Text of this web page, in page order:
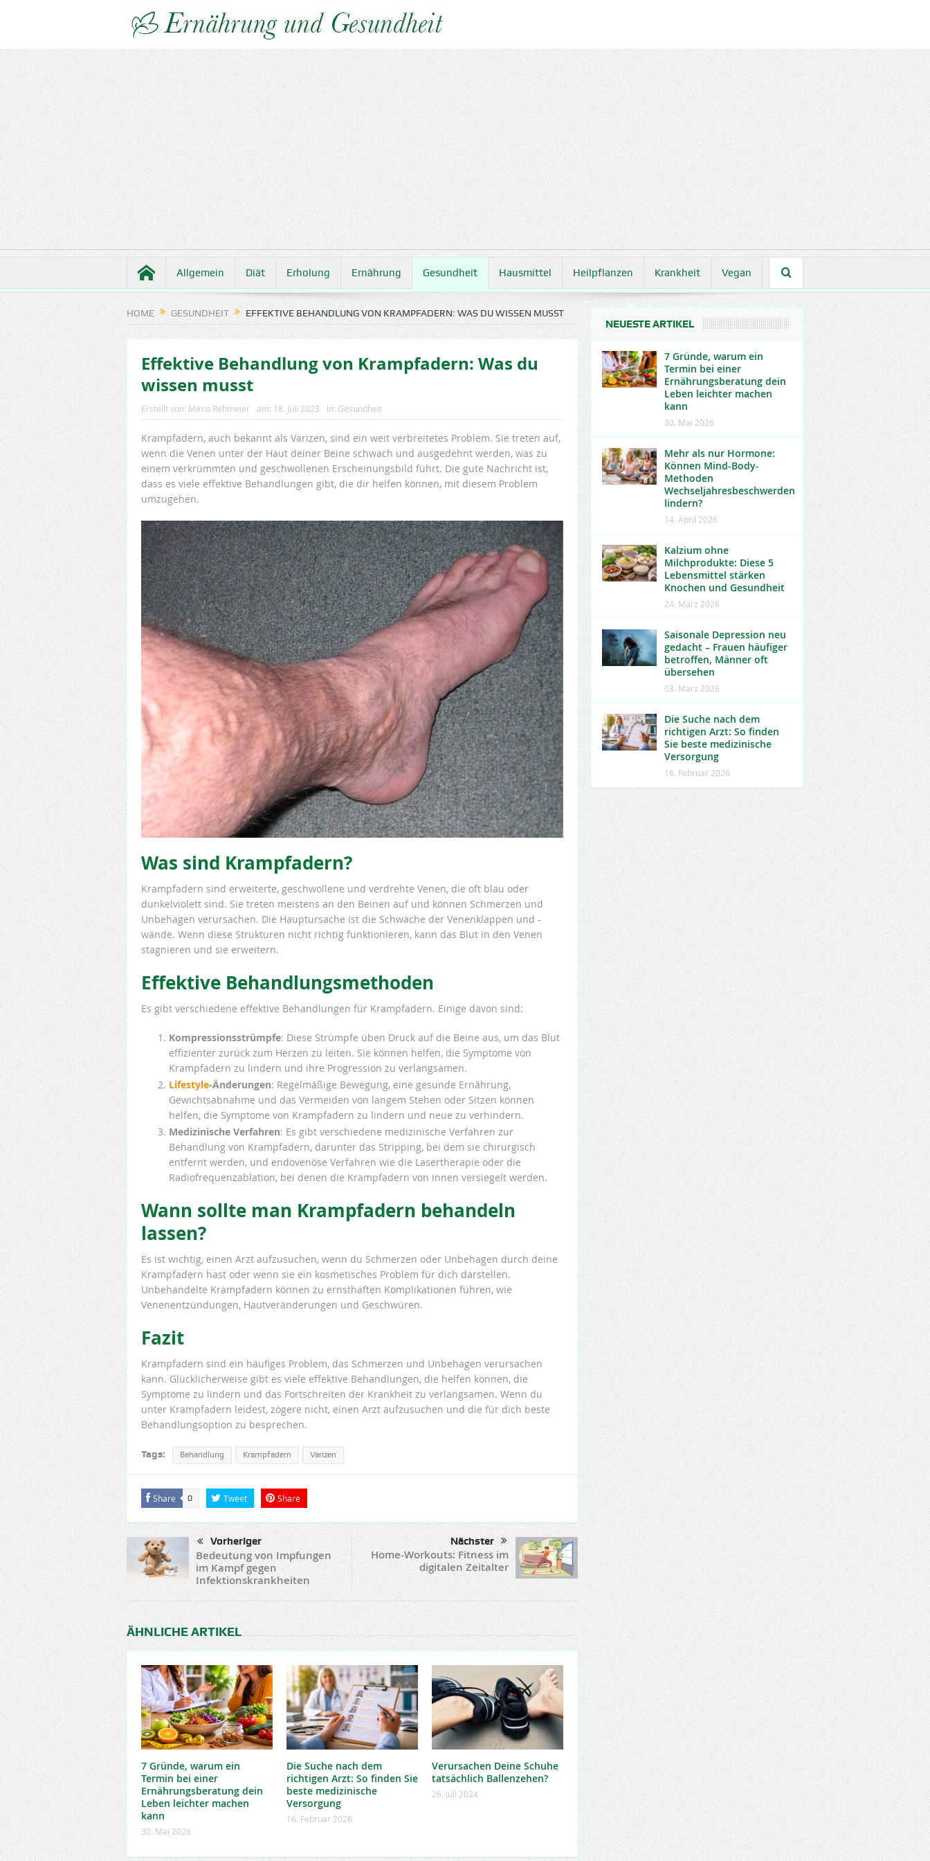
Allgemein Diät Erholung Ernährung Gesundheit Hausmittel Heilpflanzen Krankheit Vegan
HOME GESUNDHEIT EFFEKTIVE BEHANDLUNG VON KRAMPFADERN: WAS DU WISSEN MUSST
Effektive Behandlung von Krampfadern: Was du
wissen musst
Erstellt von: Mirco Rehmeier am: 18. Juli 2023 In: Gesundheit
Krampfadern, auch bekannt als Varizen, sind ein weit verbreitetes Problem. Sie treten auf,
wenn die Venen unter der Haut deiner Beine schwach und ausgedehnt werden, was zu
einem verkrümmten und geschwollenen Erscheinungsbild führt. Die gute Nachricht ist,
dass es viele effektive Behandlungen gibt, die dir helfen können, mit diesem Problem
umzugehen.
Was sind Krampfadern?
Krampfadern sind erweiterte, geschwollene und verdrehte Venen, die oft blau oder
dunkelviolett sind. Sie treten meistens an den Beinen auf und können Schmerzen und
Unbehagen verursachen. Die Hauptursache ist die Schwäche der Venenklappen und -
wände. Wenn diese Strukturen nicht richtig funktionieren, kann das Blut in den Venen
stagnieren und sie erweitern.
Effektive Behandlungsmethoden
Es gibt verschiedene effektive Behandlungen für Krampfadern. Einige davon sind:
Kompressionsstrümpfe: Diese Strümpfe üben Druck auf die Beine aus, um das Blut
effizienter zurück zum Herzen zu leiten. Sie können helfen, die Symptome von
Krampfadern zu lindern und ihre Progression zu verlangsamen.
Lifestyle-Änderungen: Regelmäßige Bewegung, eine gesunde Ernährung,
Gewichtsabnahme und das Vermeiden von langem Stehen oder Sitzen können
helfen, die Symptome von Krampfadern zu lindern und neue zu verhindern.
Medizinische Verfahren: Es gibt verschiedene medizinische Verfahren zur
Behandlung von Krampfadern, darunter das Stripping, bei dem sie chirurgisch
entfernt werden, und endovenöse Verfahren wie die Lasertherapie oder die
Radiofrequenzablation, bei denen die Krampfadern von innen versiegelt werden.
Wann sollte man Krampfadern behandeln
lassen?
Es ist wichtig, einen Arzt aufzusuchen, wenn du Schmerzen oder Unbehagen durch deine
Krampfadern hast oder wenn sie ein kosmetisches Problem für dich darstellen.
Unbehandelte Krampfadern können zu ernsthaften Komplikationen führen, wie
Venenentzündungen, Hautveränderungen und Geschwüren.
Fazit
Krampfadern sind ein häufiges Problem, das Schmerzen und Unbehagen verursachen
kann. Glücklicherweise gibt es viele effektive Behandlungen, die helfen können, die
Symptome zu lindern und das Fortschreiten der Krankheit zu verlangsamen. Wenn du
unter Krampfadern leidest, zögere nicht, einen Arzt aufzusuchen und die für dich beste
Behandlungsoption zu besprechen.
Tags: Behandlung Krampfadern Varizen
Share 0 Tweet Share
Vorheriger
Bedeutung von Impfungen
im Kampf gegen
Infektionskrankheiten
Nächster
Home-Workouts: Fitness im
digitalen Zeitalter
ÄHNLICHE ARTIKEL
7 Gründe, warum ein
Termin bei einer
Ernährungsberatung dein
Leben leichter machen
kann
30. Mai 2026
Die Suche nach dem
richtigen Arzt: So finden Sie
beste medizinische
Versorgung
16. Februar 2026
Verursachen Deine Schuhe
tatsächlich Ballenzehen?
26. Juli 2024
NEUESTE ARTIKEL
7 Gründe, warum ein
Termin bei einer
Ernährungsberatung dein
Leben leichter machen
kann
30. Mai 2026
Mehr als nur Hormone:
Können Mind-Body-
Methoden
Wechseljahresbeschwerden
lindern?
14. April 2026
Kalzium ohne
Milchprodukte: Diese 5
Lebensmittel stärken
Knochen und Gesundheit
24. März 2026
Saisonale Depression neu
gedacht – Frauen häufiger
betroffen, Männer oft
übersehen
03. März 2026
Die Suche nach dem
richtigen Arzt: So finden
Sie beste medizinische
Versorgung
16. Februar 2026